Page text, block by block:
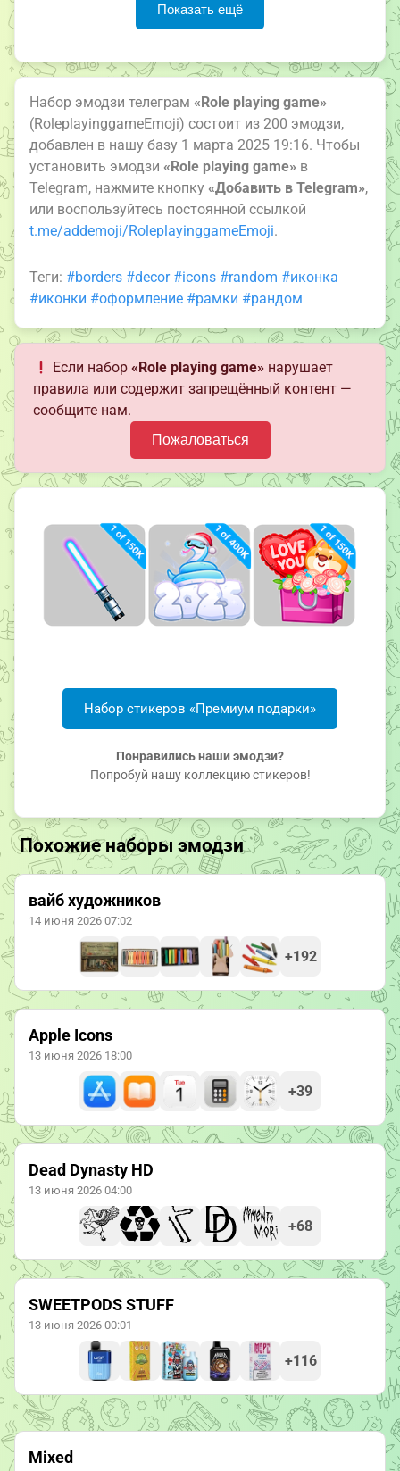
Показать ещё
Набор эмодзи телеграм «Role playing game»
(RoleplayinggameEmoji) состоит из 200 эмодзи,
добавлен в нашу базу 1 марта 2025 19:16. Чтобы
установить эмодзи «Role playing game» в
Telegram, нажмите кнопку «Добавить в Telegram»,
или воспользуйтесь постоянной ссылкой
t.me/addemoji/RoleplayinggameEmoji.
Теги: #borders #decor #icons #random #иконка
#иконки #оформление #рамки #рандом
Если набор«Role playing game» нарушает
правила или содержит запрещённый контент —
сообщите нам.
Пожаловаться
Набор стикеров «Премиум подарки»
Понравились наши эмодзи?
Попробуй нашу коллекцию стикеров!
Похожие наборы эмодзи
вайб художников
14 июня 2026 07:02
+192
Apple Icons
13 июня 2026 18:00
+39
Dead Dynasty HD
13 июня 2026 04:00
+68
SWEETPODS STUFF
13 июня 2026 00:01
+116
Mixed